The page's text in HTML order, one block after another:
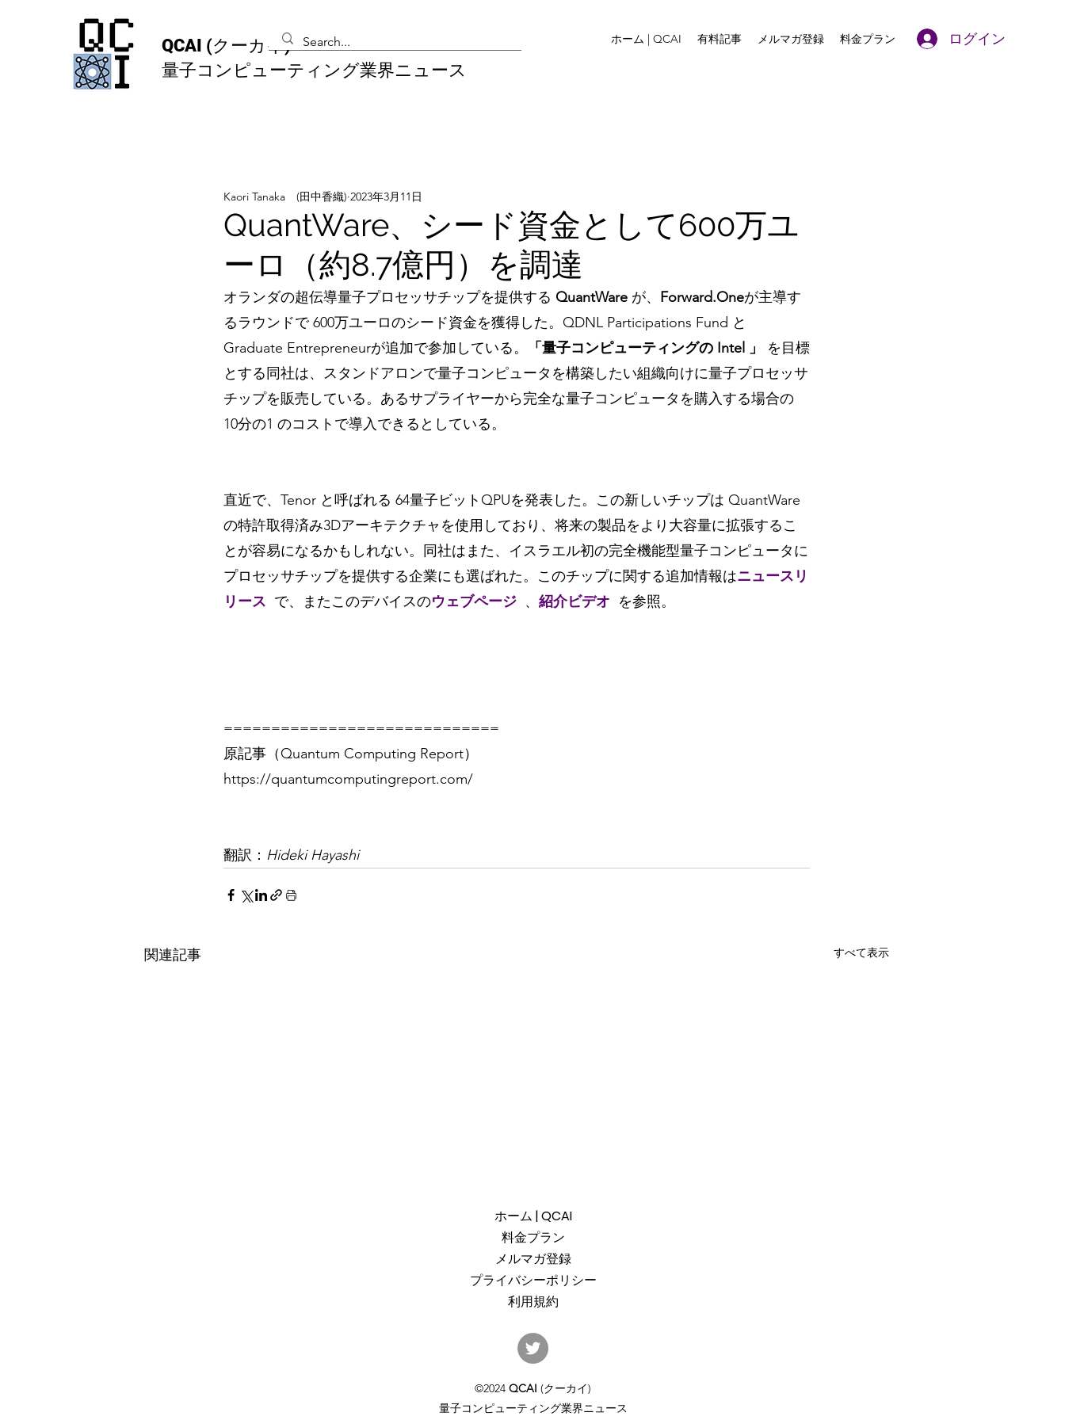
QCAI (クーカイ)
量子コンピューティング業界ニュース
ホーム | QCAI 有料記事 メルマガ登録 料金プラン ログイン
QuantWare、シード資金として600万ユ
ーロ（約8.7億円）を調達
Kaori Tanaka (田中香織) 2023年3月11日
オランダの超伝導量子プロセッサチップを提供する QuantWare が、 Forward.Oneが主導す
るラウンドで 600万ユーロのシード資金を獲得した。QDNL Participations Fund と
Graduate Entrepreneurが追加で参加している。
「量子コンピューティングの Intel 」
を目標
とする同社は、スタンドアロンで量子コンピュータを構築したい組織向けに量子プロセッサ
チップを販売している。あるサプライヤーから完全な量子コンピュータを購入する場合の
10分の1 のコストで導入できるとしている。
直近で、Tenor と呼ばれる 64量子ビットQPUを発表した。この新しいチップは QuantWare
の特許取得済み3Dアーキテクチャを使用しており、将来の製品をより大容量に拡張するこ
とが容易になるかもしれない。同社はまた、イスラエル初の完全機能型量子コンピュータに
プロセッサチップを提供する企業にも選ばれた。このチップに関する追加情報はニュースリ
リース で、またこのデバイスのウェブページ 、 紹介ビデオ を参照。
=============================
原記事（Quantum Computing Report）
https://quantumcomputingreport.com/
翻訳： Hideki Hayashi
関連記事 すべて表示
産総研のG-QuATに冷却原子
(中性原子)方式の米国QuEra社
億円（4,100万米ドル）。設置
するのは256量子ビットの第2
ホーム | QCAI
料金プラン
メルマガ登録
プライバシーポリシー
利用規約
©2024 QCAI (クーカイ)
量子コンピューティング業界ニュース